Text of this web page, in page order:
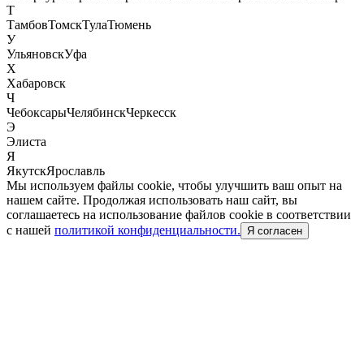
Т
ТамбовТомскТулаТюмень
У
УльяновскУфа
Х
Хабаровск
Ч
ЧебоксарыЧелябинскЧеркесск
Э
Элиста
Я
ЯкутскЯрославль
Мы используем файлы cookie, чтобы улучшить ваш опыт на
нашем сайте. Продолжая использовать наш сайт, вы
соглашаетесь на использование файлов cookie в соответствии
с нашей политикой конфиденциальности. Я согласен